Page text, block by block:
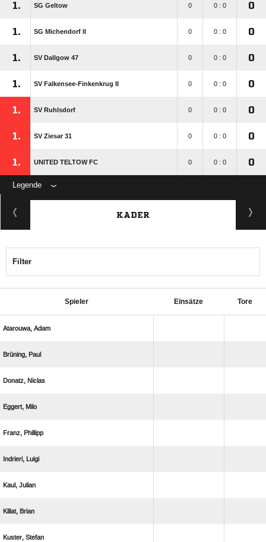
1. SG Geltow 0 0 : 0 0
1. SG Michendorf II 0 0 : 0 0
1. SV Dallgow 47 0 0 : 0 0
1. SV Falkensee-Finkenkrug II 0 0 : 0 0
1. SV Ruhlsdorf 0 0 : 0 0
1. SV Ziesar 31 0 0 : 0 0
1. UNITED TELTOW FC 0 0 : 0 0
Legende
KADER
Filter
Spieler Einsätze Tore
 
 
 
 
 
 
 
 
 